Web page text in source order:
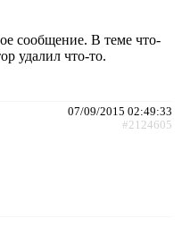
сообщение. В теме что-
удалил что-то.
07/09/2015 02:49:33
#2124605